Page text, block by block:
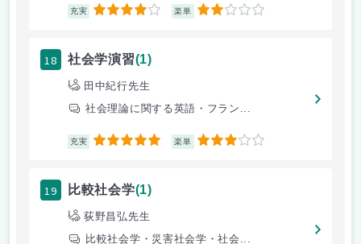
充実 4 楽単 2
18 社会学演習(1)
田中紀行先生
社会理論に関する英語・フラン...
充実 5 楽単 3
19 比較社会学(1)
荻野昌弘先生
比較社会学・災害社会学・社会...